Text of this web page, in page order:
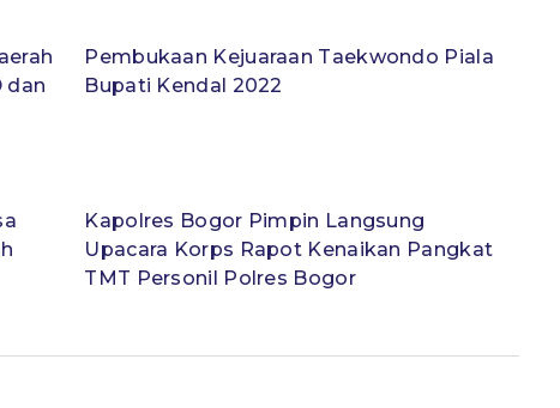
dan
Pembukaan Kejuaraan Taekwondo Piala
Bupati Kendal 2022
Kapolres Bogor Pimpin Langsung
Upacara Korps Rapot Kenaikan Pangkat
TMT Personil Polres Bogor